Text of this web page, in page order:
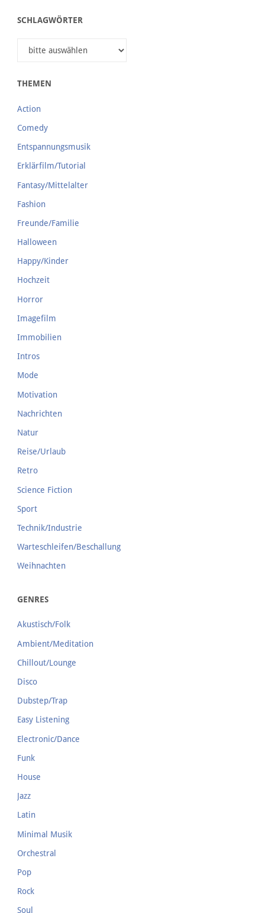
SCHLAGWÖRTER
THEMEN
Action
Comedy
Entspannungsmusik
Erklärfilm/Tutorial
Fantasy/Mittelalter
Fashion
Freunde/Familie
Halloween
Happy/Kinder
Hochzeit
Horror
Imagefilm
Immobilien
Intros
Mode
Motivation
Nachrichten
Natur
Reise/Urlaub
Retro
Science Fiction
Sport
Technik/Industrie
Warteschleifen/Beschallung
Weihnachten
GENRES
Akustisch/Folk
Ambient/Meditation
Chillout/Lounge
Disco
Dubstep/Trap
Easy Listening
Electronic/Dance
Funk
House
Jazz
Latin
Minimal Musik
Orchestral
Pop
Rock
Soul